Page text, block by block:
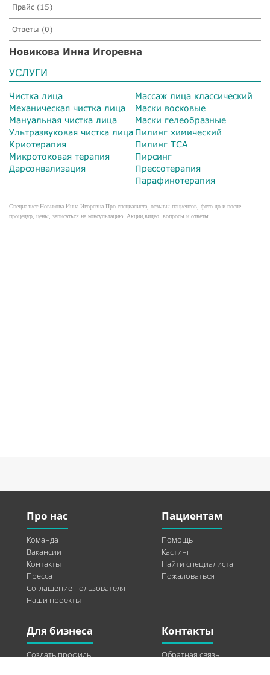
Прайс (15)
Ответы (0)
Новикова Инна Игоревна
УСЛУГИ
Чистка лица
Механическая чистка лица
Мануальная чистка лица
Ультразвуковая чистка лица
Криотерапия
Микротоковая терапия
Дарсонвализация
Массаж лица классический
Маски восковые
Маски гелеобразные
Пилинг химический
Пилинг TCA
Пирсинг
Прессотерапия
Парафинотерапия
Специалист Новикова Инна Игоревна.Про специалиста, отзывы пациентов, фото до и после
процедур, цены, записаться на консультацию. Акции,видео, вопросы и ответы.
Про нас
Команда
Вакансии
Контакты
Пресса
Соглашение пользователя
Наши проекты
Пациентам
Помощь
Кастинг
Найти специалиста
Пожаловаться
Для бизнеса
Создать профиль
Контакты
Обратная связь